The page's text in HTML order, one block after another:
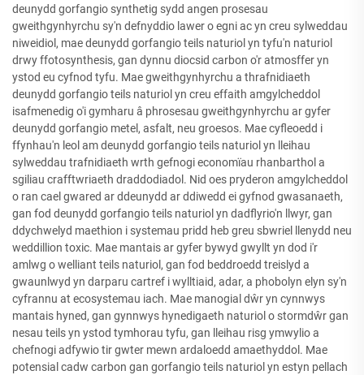
deunydd gorfangio synthetig sydd angen prosesau
gweithgynhyrchu sy'n defnyddio lawer o egni ac yn creu sylweddau
niweidiol, mae deunydd gorfangio teils naturiol yn tyfu'n naturiol
drwy ffotosynthesis, gan dynnu diocsid carbon o'r atmosffer yn
ystod eu cyfnod tyfu. Mae gweithgynhyrchu a thrafnidiaeth
deunydd gorfangio teils naturiol yn creu effaith amgylcheddol
isafmenedig o'i gymharu â phrosesau gweithgynhyrchu ar gyfer
deunydd gorfangio metel, asfalt, neu groesos. Mae cyfleoedd i
ffynhau'n leol am deunydd gorfangio teils naturiol yn lleihau
sylweddau trafnidiaeth wrth gefnogi economïau rhanbarthol a
sgiliau crafftwriaeth draddodiadol. Nid oes pryderon amgylcheddol
o ran cael gwared ar ddeunydd ar ddiwedd ei gyfnod gwasanaeth,
gan fod deunydd gorfangio teils naturiol yn dadflyrio'n llwyr, gan
ddychwelyd maethion i systemau pridd heb greu sbwriel llenydd neu
weddillion toxic. Mae mantais ar gyfer bywyd gwyllt yn dod i'r
amlwg o welliant teils naturiol, gan fod beddroedd treislyd a
gwaunlwyd yn darparu cartref i wylltiaid, adar, a phobolyn elyn sy'n
cyfrannu at ecosystemau iach. Mae manogial dŵr yn cynnwys
mantais hyned, gan gynnwys hynedigaeth naturiol o stormdŵr gan
nesau teils yn ystod tymhorau tyfu, gan lleihau risg ymwylio a
chefnogi adfywio tir gwter mewn ardaloedd amaethyddol. Mae
potensial cadw carbon gan gorfangio teils naturiol yn estyn pellach